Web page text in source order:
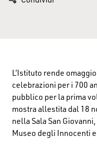
L’Istituto rende
celebrazioni per i 700
pubblico per la prima
mostra allestita dal 18
nella Sala San
Museo degli Innocenti